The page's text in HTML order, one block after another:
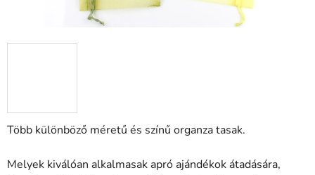
Több különböző méretű és színű organza tasak.
Melyek kiválóan alkalmasak apró ajándékok átadására,